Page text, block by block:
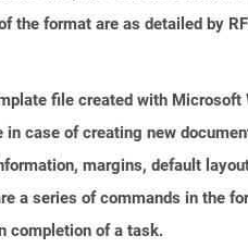
the format are as detailed by
file created with
case of creating new
margins, default
a series of commands in the
completion of a task.